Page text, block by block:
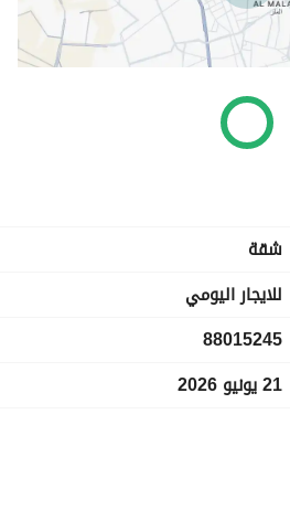
شقة
للايجار اليومي
88015245
21 يونيو 2026